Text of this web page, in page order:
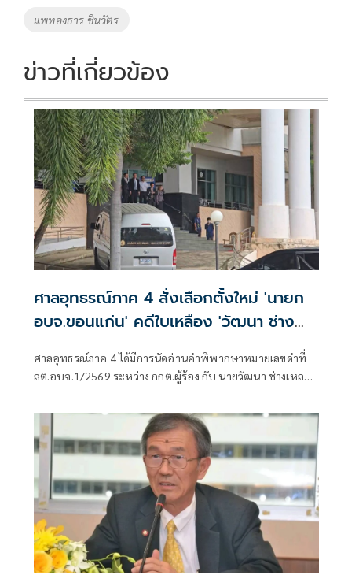
k k
แพทองธาร ชินวัตร
ข่าวที่เกี่ยวข้อง
ศาลอุทธรณ์ภาค 4 สั่งเลือกตั้งใหม่ 'นายก
อบจ.ขอนแก่น' คดีใบเหลือง 'วัฒนา ช่าง
ศาลอุทธรณ์ภาค 4 ได้มีการนัดอ่านคำพิพากษาหมายเลขดำที่
ลต.อบจ.1/2569 ระหว่าง กกต.ผู้ร้อง กับ นายวัฒนา ช่างเหลา
บริหารท้องถิ่น (ขอให้มีการเลือกตั้ง นายก อบจ.ใหม่)